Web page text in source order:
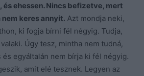
és ehessen. Nincs befizetve, mert
keres annyit. Azt mondja neki,
ki fogja bírni fél négyig. Tudja,
Úgy tesz, mintha nem tudná,
egyáltalán nem bírja ki fél négyig.
amit elé tesznek. Legyen az